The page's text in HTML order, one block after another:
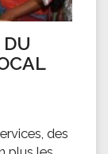
DU
des